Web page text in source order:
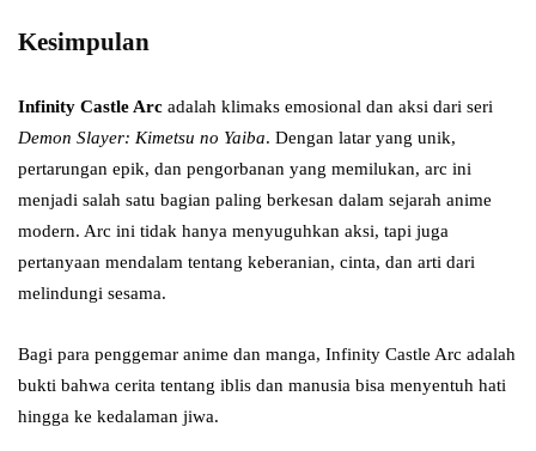
Kesimpulan
Infinity Castle Arc adalah klimaks emosional dan aksi dari seri
Demon Slayer: Kimetsu no Yaiba. Dengan latar yang unik,
pertarungan epik, dan pengorbanan yang memilukan, arc ini
menjadi salah satu bagian paling berkesan dalam sejarah anime
modern. Arc ini tidak hanya menyuguhkan aksi, tapi juga
pertanyaan mendalam tentang keberanian, cinta, dan arti dari
melindungi sesama.
Bagi para penggemar anime dan manga, Infinity Castle Arc adalah
bukti bahwa cerita tentang iblis dan manusia bisa menyentuh hati
hingga ke kedalaman jiwa.